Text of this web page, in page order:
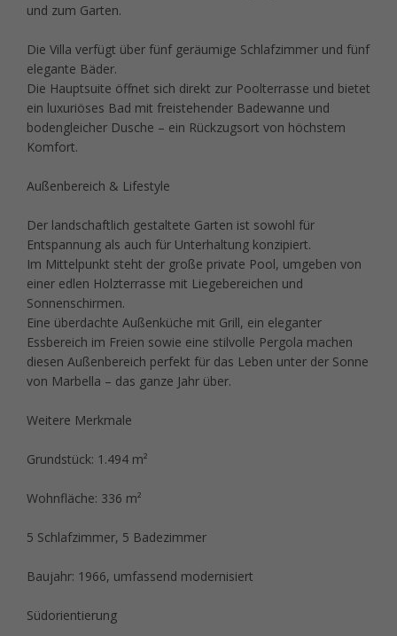
und zum Garten.
Die Villa verfügt über fünf geräumige Schlafzimmer und fünf
elegante Bäder.
Die Hauptsuite öffnet sich direkt zur Poolterrasse und bietet
ein luxuriöses Bad mit freistehender Badewanne und
bodengleicher Dusche – ein Rückzugsort von höchstem
Komfort.
Außenbereich & Lifestyle
Der landschaftlich gestaltete Garten ist sowohl für
Entspannung als auch für Unterhaltung konzipiert.
Im Mittelpunkt steht der große private Pool, umgeben von
einer edlen Holzterrasse mit Liegebereichen und
Sonnenschirmen.
Eine überdachte Außenküche mit Grill, ein eleganter
Essbereich im Freien sowie eine stilvolle Pergola machen
diesen Außenbereich perfekt für das Leben unter der Sonne
von Marbella – das ganze Jahr über.
Weitere Merkmale
Grundstück: 1.494 m²
Wohnfläche: 336 m²
5 Schlafzimmer, 5 Badezimmer
Baujahr: 1966, umfassend modernisiert
Südorientierung